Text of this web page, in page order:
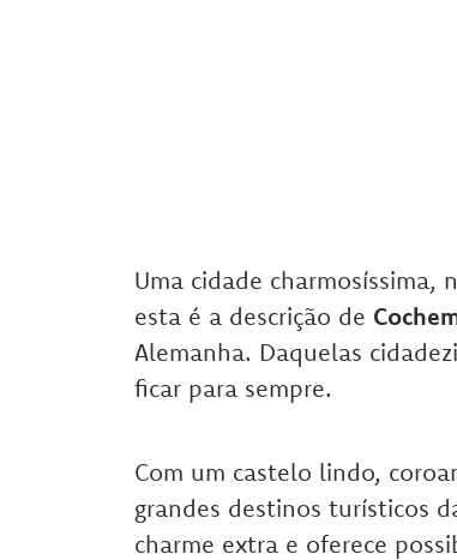
Uma cidade
esta é a descrição de
Alemanha. Daquelas
ficar para sempre.
Com um castelo lindo,
grandes destinos turísticos
charme extra e oferece